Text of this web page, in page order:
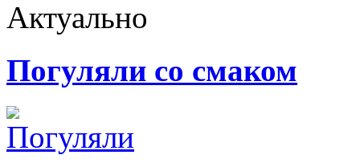
Актуально
Погуляли со смаком